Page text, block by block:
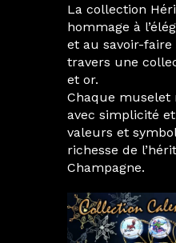
La collection
hommage à
et au savoir-faire
travers une
et or.
Chaque
avec simplicité
valeurs et
richesse de
Champagne.